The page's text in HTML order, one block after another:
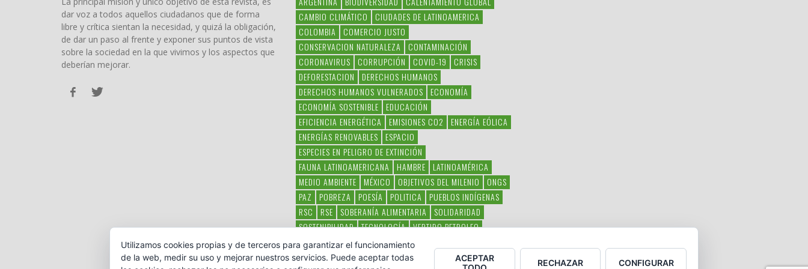
dar voz a todos aquellos ciudadanos que de forma
libre y crítica sientan la necesidad, y quizá la obligación,
de dar un paso al frente y exponer sus puntos de vista
sobre la sociedad en la que vivimos y los aspectos que
deberían mejorar.
CAMBIO CLIMÁTICO
CIUDADES DE LATINOAMERICA
COLOMBIA
COMERCIO JUSTO
CONSERVACION NATURALEZA
CONTAMINACIÓN
CORONAVIRUS
CORRUPCIÓN COVID-19
CRISIS
DEFORESTACION
DERECHOS HUMANOS
DERECHOS HUMANOS VULNERADOS
ECONOMÍA
ECONOMÍA SOSTENIBLE
EDUCACIÓN
EFICIENCIA ENERGÉTICA
EMISIONES CO2
ENERGÍA EÓLICA
ENERGÍAS RENOVABLES
ESPACIO
ESPECIES EN PELIGRO DE EXTINCIÓN
FAUNA LATINOAMERICANA
HAMBRE
LATINOAMÉRICA
MEDIO AMBIENTE
MÉXICO OBJETIVOS DEL MILENIO
ONGS
PAZ
POBREZA POESÍA POLITICA
PUEBLOS INDÍGENAS
RSC
RSE SOBERANÍA ALIMENTARIA
SOLIDARIDAD
SOSTENIBILIDAD TECNOLOGÍA VERTIDO PETROLEO
VIOLENCIA DE GÉNERO.
Utilizamos cookies propias y de terceros para garantizar el funcionamiento
de la web, medir su uso y mejorar nuestros servicios. Puede aceptar todas
ACEPTAR
RECHAZAR CONFIGURAR